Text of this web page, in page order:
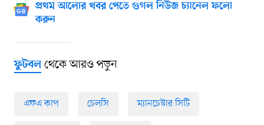
প্রথম আলোর খবর পেতে গুগল নিউজ চ্যানেল ফলো
করুন
ফুটবলথেকে আরও পড়ুন
এফএ কাপ চেলসি ম্যানচেস্টার সিটি